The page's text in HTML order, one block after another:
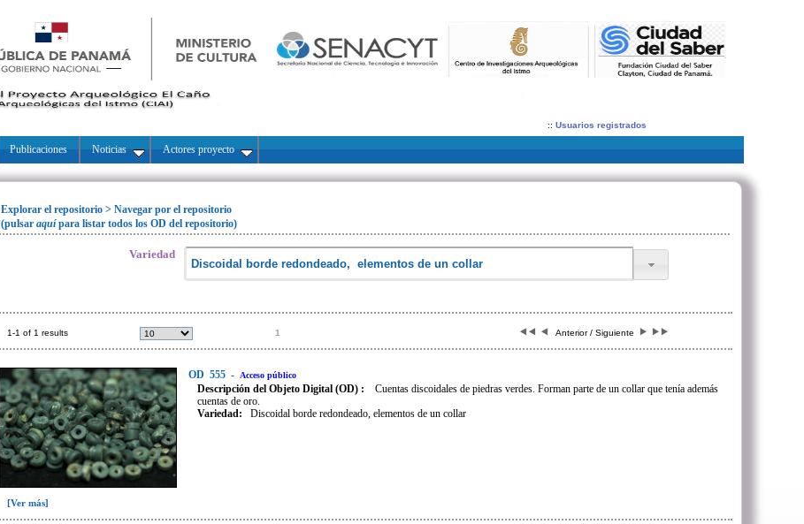
:: Usuarios registrados
Publicaciones Noticias Actores proyecto
Explorar el repositorio > Navegar por el repositorio
(pulsar aquípara listar todos los OD del repositorio)
Variedad
1-1 of 1 results 1 Anterior / Siguiente
OD 555 - Acceso público
Descripción del Objeto Digital (OD) :
Cuentas discoidales de piedras verdes. Forman parte de un collar que tenía además
cuentas de oro.
Variedad: Discoidal borde redondeado, elementos de un collar
[Ver más]